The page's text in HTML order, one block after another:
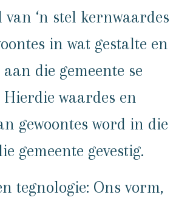
‘n stel kernwaardes
in wat gestalte en
die gemeente se
waardes en
gewoontes word in die
gemeente gevestig.
tegnologie: Ons vorm,